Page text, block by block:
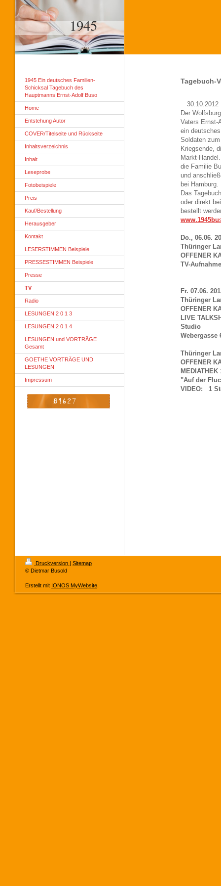
1945
Tagebuch-
Der
Vaters Ernst-
ein
Soldaten
Kriegsende,
Markt-
die Familie
und
bei Hamburg.
Das
oder direkt
bestellt
www.1945bu
Do., 06.06.
Thüringer
OFFENER
TV-
Fr. 07.06.
Thüringer
OFFENER
LIVE
Studio
Webergasse
Thüringer
OFFENER
MEDIATHEK
"Auf der
VIDEO: 1
1945 Ein deutsches Familien-
Schicksal Tagebuch des
Hauptmanns Ernst-Adolf Buso
Home
Entstehung Autor
COVER/Titelseite und Rückseite
Inhaltsverzeichnis
Inhalt
Leseprobe
Fotobeispiele
Preis
Kauf/Bestellung
Herausgeber
Kontakt
LESERSTIMMEN Beispiele
PRESSESTIMMEN Beispiele
Presse
TV
Radio
LESUNGEN 2 0 1 3
LESUNGEN 2 0 1 4
LESUNGEN und VORTRÄGE
Gesamt
GOETHE VORTRÄGE UND
LESUNGEN
Impressum
Druckversion | Sitemap
© Dietmar Busold
Erstellt mit IONOS MyWebsite